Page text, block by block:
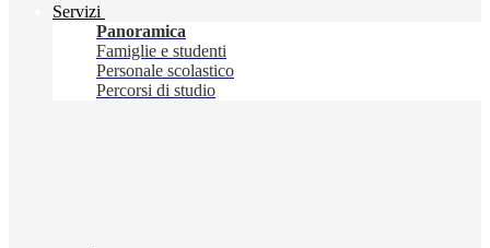
Servizi
Panoramica
Famiglie e studenti
Personale scolastico
Percorsi di studio